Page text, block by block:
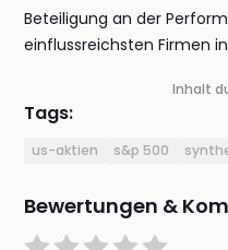
Beteiligung an der
einflussreichsten Firmen
Inhalt
Tags:
us-aktien s&p 500
Bewertungen &